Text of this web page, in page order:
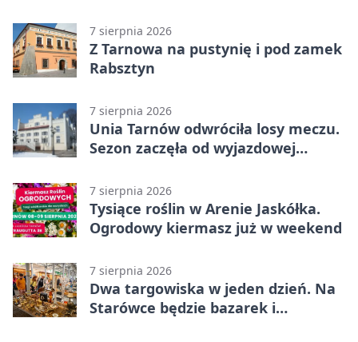
7 sierpnia 2026
Z Tarnowa na pustynię i pod zamek
Rabsztyn
7 sierpnia 2026
Unia Tarnów odwróciła losy meczu.
Sezon zaczęła od wyjazdowej
7 sierpnia 2026
Tysiące roślin w Arenie Jaskółka.
Ogrodowy kiermasz już w weekend
7 sierpnia 2026
Dwa targowiska w jeden dzień. Na
Starówce będzie bazarek i